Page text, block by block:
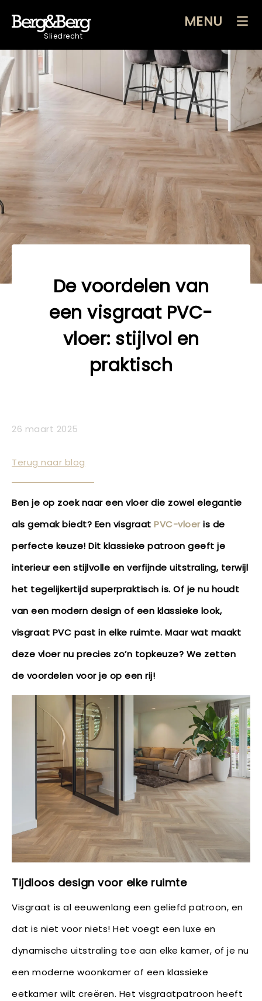
Sliedrecht
MENU
De voordelen van
een visgraat PVC-
vloer: stijlvol en
praktisch
26 maart 2025
Terug naar blog
Ben je op zoek naar een vloer die zowel elegantie
als gemak biedt? Een visgraat PVC-vloeris de
perfecte keuze! Dit klassieke patroon geeft je
interieur een stijlvolle en verfijnde uitstraling, terwijl
het tegelijkertijd superpraktisch is. Of je nu houdt
van een modern design of een klassieke look,
visgraat PVC past in elke ruimte. Maar wat maakt
deze vloer nu precies zo’n topkeuze? We zetten
de voordelen voor je op een rij!
Tijdloos design voor elke ruimte
Visgraat is al eeuwenlang een geliefd patroon, en
dat is niet voor niets! Het voegt een luxe en
dynamische uitstraling toe aan elke kamer, of je nu
een moderne woonkamer of een klassieke
eetkamer wilt creëren. Het visgraatpatroon heeft